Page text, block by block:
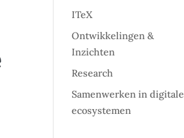
ITeX
Ontwikkelingen &
Inzichten
Research
Samenwerken in digitale
ecosystemen